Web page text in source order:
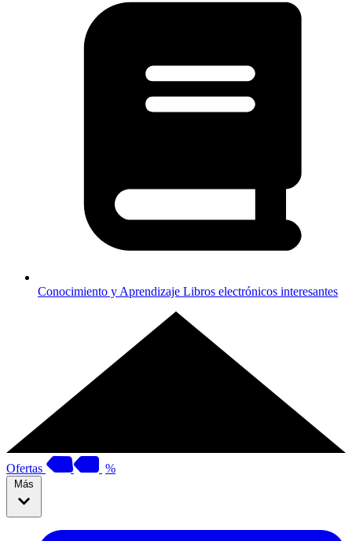
Conocimiento y Aprendizaje Libros electrónicos interesantes
Ofertas %
Más